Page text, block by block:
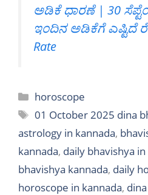
ಅಡಿಕೆ ಧಾರಣೆ | 30
ಇಂದಿನ ಅಡಿಕೆಗೆ ಎಷ್ಟಿದೆ
Rate
Categories
horoscope
Tags
01 October 2025 dina
astrology in kannada,
kannada, daily bhavishya
bhavishya kannada, daily
horoscope in kannada,